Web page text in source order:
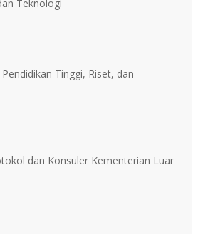
Teknologi
Tinggi, Riset, dan
dan Konsuler Kementerian Luar